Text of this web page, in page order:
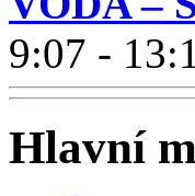
9:07 -
Hlavní